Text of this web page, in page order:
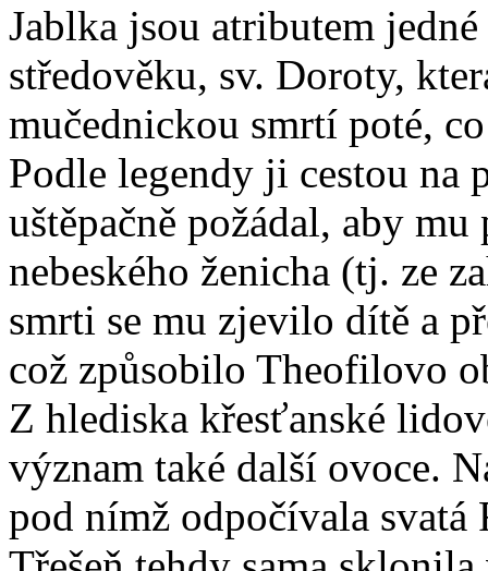
Jablka jsou atributem
středověku, sv. Doroty,
mučednickou smrtí poté,
Podle legendy ji cestou na
uštěpačně požádal, aby
nebeského ženicha (tj. ze
smrti se mu zjevilo dítě a
což způsobilo Theofilovo
Z hlediska křesťanské
význam také další ovoce.
pod nímž odpočívala svatá